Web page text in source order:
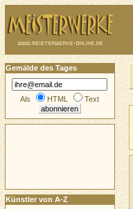
Gemälde des Tages
Als HTML Text
Künstler von A-Z